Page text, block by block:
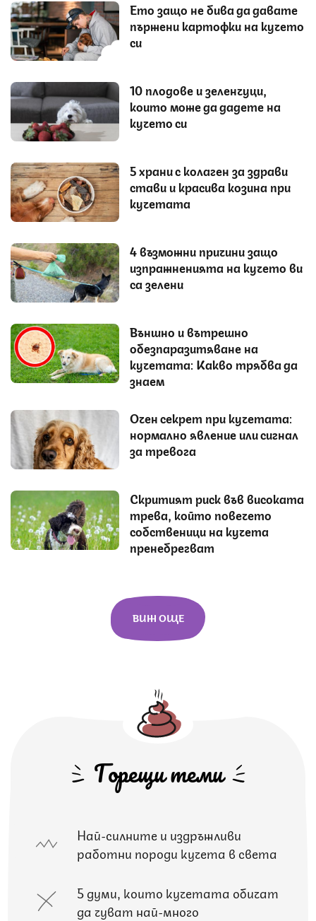
Ето защо не бива да давате
пържени картофки на кучето
си
10 плодове и зеленчуци,
които може да дадете на
кучето си
5 храни с колаген за здрави
стави и красива козина при
кучетата
4 възможни причини защо
изпражненията на кучето ви
са зелени
Външно и вътрешно
обезпаразитяване на
кучетата: Какво трябва да
знаем
Очен секрет при кучетата:
нормално явление или сигнал
за тревога
Скритият риск във високата
трева, който повечето
собственици на кучета
пренебрегват
ВИЖ ОЩЕ
Горещи теми
Най-силните и издръжливи
работни породи кучета в света
5 думи, които кучетата обичат
да чуват най-много